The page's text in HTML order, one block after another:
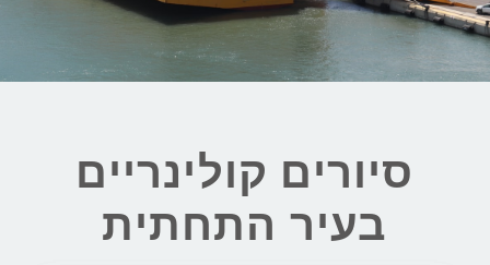
סיורים קולינריים
בעיר התחתית